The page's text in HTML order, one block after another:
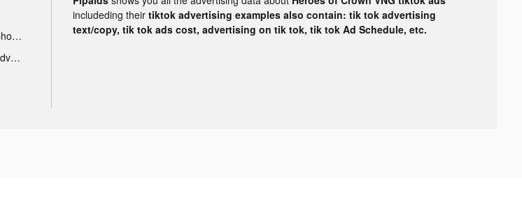
Tik Tok portable microphone advertising
Tik Tok sleep monitor advertising
includeding their tiktok advertising examples also contain: tik tok advertising
text/copy, tik tok ads cost, advertising on tik tok, tik tok Ad Schedule, etc.